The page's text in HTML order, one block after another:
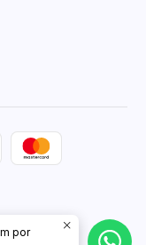
por